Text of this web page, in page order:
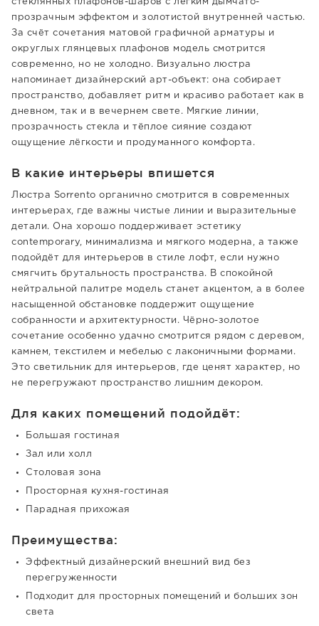
стеклянных плафонов-шаров с лёгким дымчато-
прозрачным эффектом и золотистой внутренней частью.
За счёт сочетания матовой графичной арматуры и
округлых глянцевых плафонов модель смотрится
современно, но не холодно. Визуально люстра
напоминает дизайнерский арт-объект: она собирает
пространство, добавляет ритм и красиво работает как в
дневном, так и в вечернем свете. Мягкие линии,
прозрачность стекла и тёплое сияние создают
ощущение лёгкости и продуманного комфорта.
В какие интерьеры впишется
Люстра Sorrento органично смотрится в современных
интерьерах, где важны чистые линии и выразительные
детали. Она хорошо поддерживает эстетику
contemporary, минимализма и мягкого модерна, а также
подойдёт для интерьеров в стиле лофт, если нужно
смягчить брутальность пространства. В спокойной
нейтральной палитре модель станет акцентом, а в более
насыщенной обстановке поддержит ощущение
собранности и архитектурности. Чёрно-золотое
сочетание особенно удачно смотрится рядом с деревом,
камнем, текстилем и мебелью с лаконичными формами.
Это светильник для интерьеров, где ценят характер, но
не перегружают пространство лишним декором.
Для каких помещений подойдёт:
Большая гостиная
Зал или холл
Столовая зона
Просторная кухня-гостиная
Парадная прихожая
Преимущества:
Эффектный дизайнерский внешний вид без
перегруженности
Подходит для просторных помещений и больших зон
света